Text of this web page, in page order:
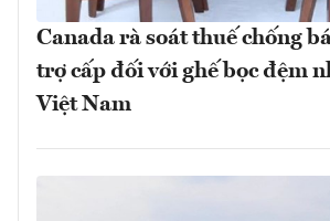
Canada rà soát thuế chống
trợ cấp đối với ghế bọc đệm
Việt Nam